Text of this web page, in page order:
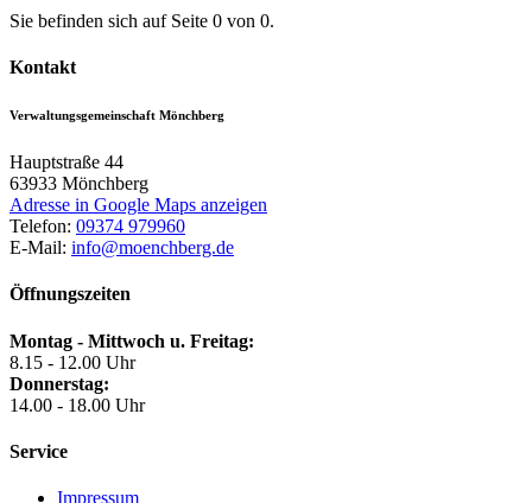
Sie befinden sich auf Seite 0 von 0.
Kontakt
Verwaltungsgemeinschaft Mönchberg
Hauptstraße 44
63933 Mönchberg
Adresse in Google Maps anzeigen
Telefon: 09374 979960
E-Mail: info@moenchberg.de
Öffnungszeiten
Montag - Mittwoch u. Freitag:
8.15 - 12.00 Uhr
Donnerstag:
14.00 - 18.00 Uhr
Service
Impressum